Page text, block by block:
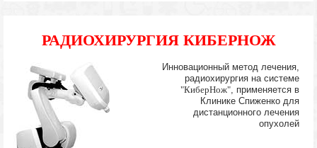
РАДИОХИРУРГИЯ КИБЕРНОЖ
Инновационный метод лечения,
радиохирургия на системе
"КиберНож", применяется в
Клинике Спиженко для
дистанционного лечения
опухолей